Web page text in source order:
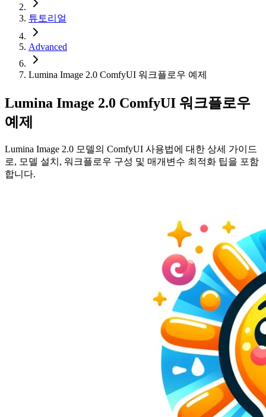
튜토리얼
Advanced
Lumina Image 2.0 ComfyUI 워크플로우 예제
Lumina Image 2.0 ComfyUI 워크플로우
예제
Lumina Image 2.0 모델의 ComfyUI 사용법에 대한 상세 가이드
로, 모델 설치, 워크플로우 구성 및 매개변수 최적화 팁을 포함
합니다.